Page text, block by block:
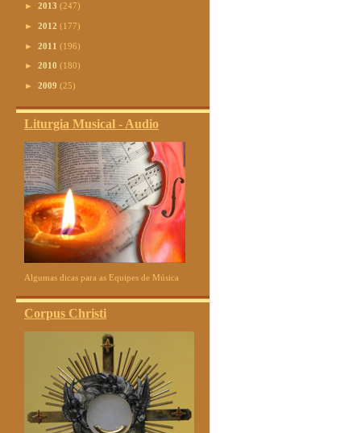
► 2013 (247)
► 2012 (177)
► 2011 (196)
► 2010 (180)
► 2009 (25)
Liturgia Musical - Audio
Algumas dicas para as Equipes de Música
Corpus Christi